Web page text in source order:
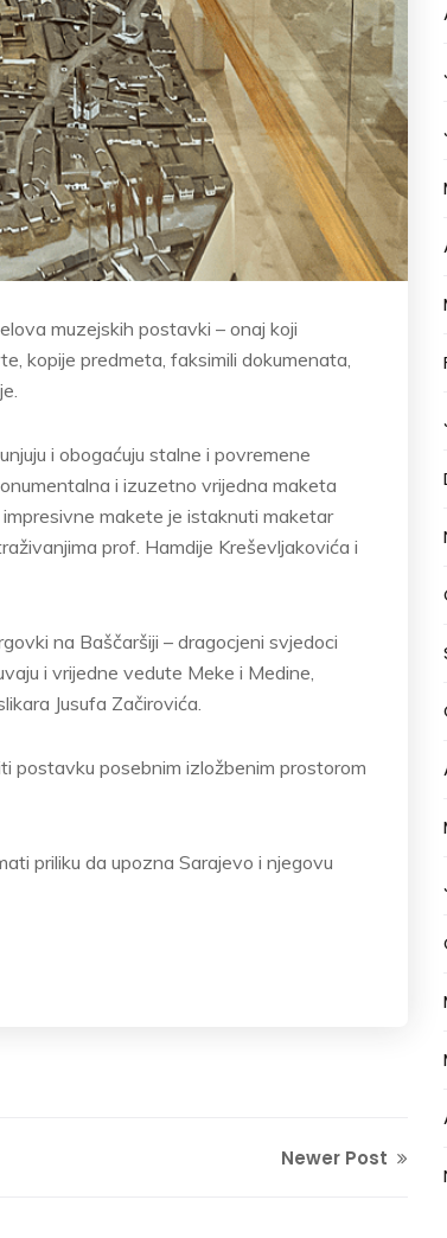
muzejskih postavki – onaj koji
kopije predmeta, faksimili dokumenata,
i obogaćuju stalne i povremene
i izuzetno vrijedna maketa
makete je istaknuti maketar
prof. Hamdije Kreševljakovića i
na Baščaršiji – dragocjeni svjedoci
i vrijedne vedute Meke i Medine,
Jusufa Začirovića.
postavku posebnim izložbenim prostorom
priliku da upozna Sarajevo i njegovu
Newer Post